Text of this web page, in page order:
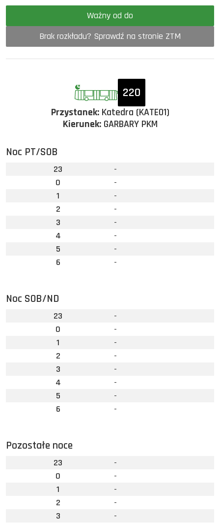
Ważny od do
Brak rozkładu? Sprawdź na stronie ZTM
220
Przystanek:Katedra (KATE01)
Kierunek:GARBARY PKM
Noc PT/SOB
23
-
0
-
1
-
2
-
3
-
4
-
5
-
6
-
Noc SOB/ND
23
-
0
-
1
-
2
-
3
-
4
-
5
-
6
-
Pozostałe noce
23
-
0
-
1
-
2
-
3
-